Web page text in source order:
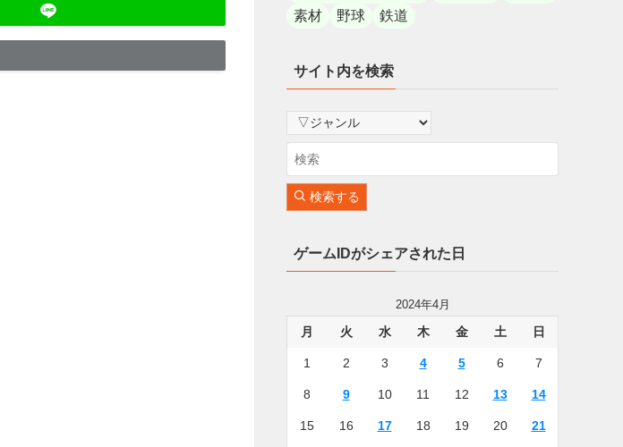
素材
野球 鉄道
サイト内を検索
検索する
ゲームIDがシェアされた日
2024年4月
月 火 水 木 金 土 日
1 2 3 4 5 6 7
8 9 10 11 12 13 14
15 16 17 18 19 20 21